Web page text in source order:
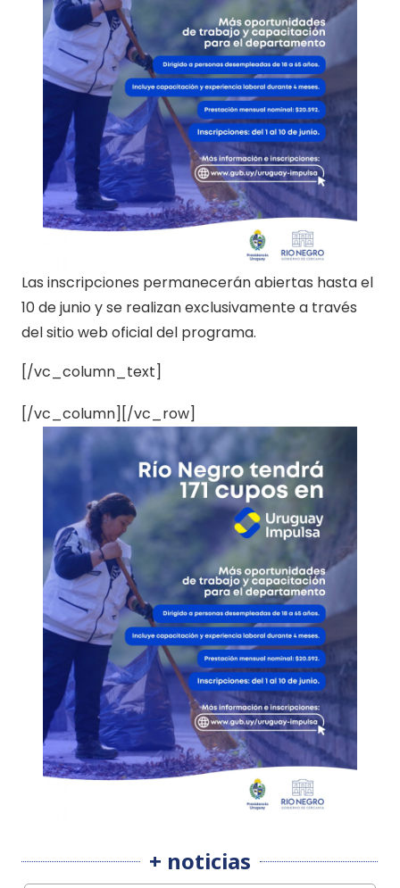
Las inscripciones permanecerán abiertas hasta el
10 de junio y se realizan exclusivamente a través
del sitio web oficial del programa.
[/vc_column_text]
[/vc_column][/vc_row]
+ noticias